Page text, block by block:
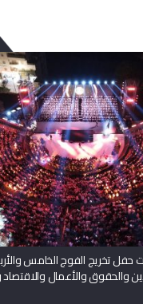
حفل تخريج الفوج الخامس
والحقوق والأعمال والاقتصاد